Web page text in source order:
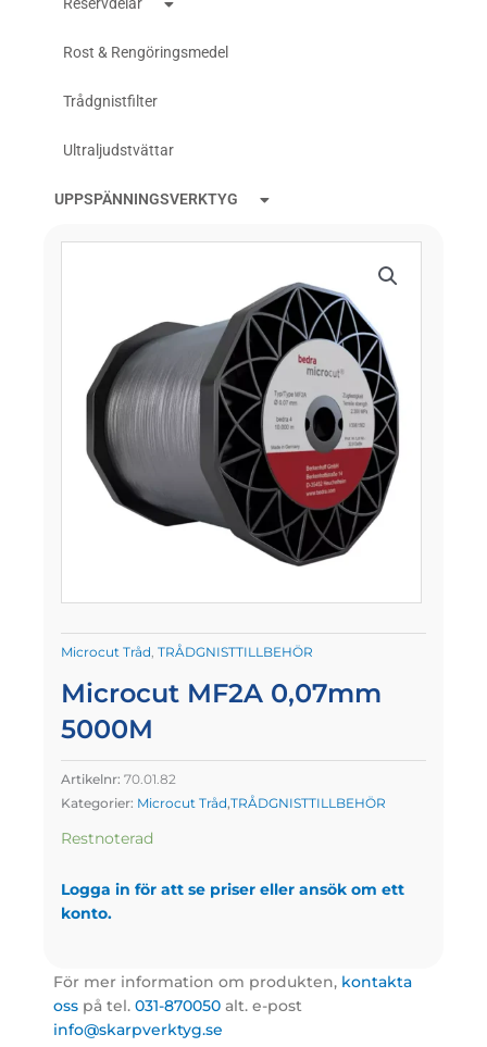
Rost & Rengöringsmedel
Trådgnistfilter
Ultraljudstvättar
UPPSPÄNNINGSVERKTYG
Microcut Tråd, TRÅDGNISTTILLBEHÖR
Microcut MF2A 0,07mm
5000M
Artikelnr: 70.01.82
Kategorier: Microcut Tråd,TRÅDGNISTTILLBEHÖR
Restnoterad
Logga in för att se priser eller ansök om ett
konto.
För mer information om produkten, kontakta
oss på tel.031-870050 alt. e-post
info@skarpverktyg.se